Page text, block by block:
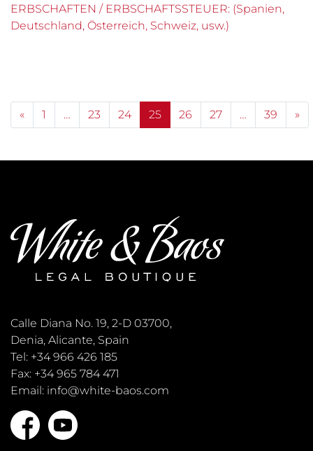
ERBSCHAFTEN / ERBSCHAFTSSTEUER: (Spanien,
Deutschland, Österreich, Schweiz, usw.)
Posts navigation
« 1 … 23 24 25 26 27 … 39 »
Calle Diana No. 19, 2-D 03700,
Denia, Alicante, Spain
Tel: +34 966 426 185
Fax: +34 965 784 471
Email: info@white-baos.com